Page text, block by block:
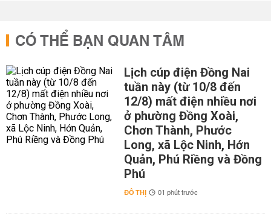
CÓ THỂ BẠN QUAN TÂM
Lịch cúp điện Đồng Nai
tuần này (từ 10/8 đến
12/8) mất điện nhiều nơi
ở phường Đồng Xoài,
Chơn Thành, Phước
Long, xã Lộc Ninh, Hớn
Quản, Phú Riềng và Đồng
Phú
ĐÔ THỊ 01 phút trước